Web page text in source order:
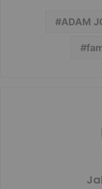
ADAM